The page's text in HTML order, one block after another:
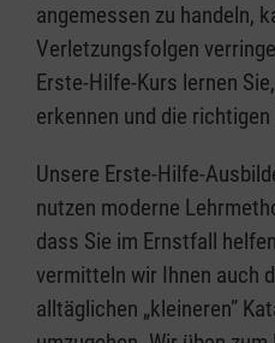
angemessen zu handeln,
Verletzungsfolgen
Erste-Hilfe-Kurs lernen
erkennen und die
Unsere Erste-Hilfe-
nutzen moderne
dass Sie im Ernstfall
vermitteln wir Ihnen auch
alltäglichen „kleineren”